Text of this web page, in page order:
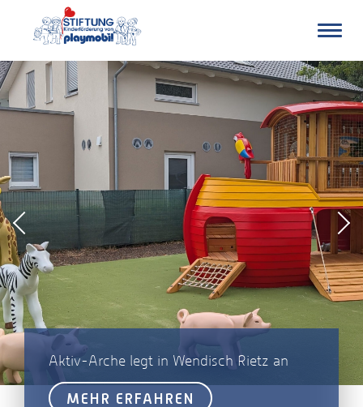
Stiftung
Kinderförderung
PLAYMOBIL
Aktiv-Arche legt in Wendisch Rietz an
MEHR ERFAHREN